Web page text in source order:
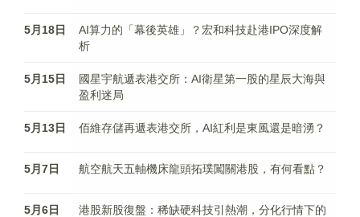
5月18日
AI算力的「幕後英雄」？宏和科技赴港IPO深度解
析
5月15日
國星宇航遞表港交所：AI衛星第一股的星辰大海與
盈利迷局
5月13日 佰維存儲再遞表港交所，AI紅利是東風還是暗湧？
5月7日 航空航天五軸機床龍頭拓璞闖關港股，有何看點？
5月6日
港股新股復盤：稀缺硬科技引熱潮，分化行情下的